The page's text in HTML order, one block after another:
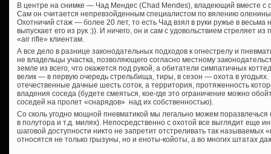
В центре на снимке — Чад Мендес (Chad Mendes), владеющий вместе с
Сам он считается непревзойденным специалистом по вялению
Охотничий стаж — более 20 лет, то есть Чад взял в руки ружье в
выпускает его из рук :)). И ничего, он и сам с удовольствием стреляет
«air rifle» клиентам.
А все дело в разнице законодательных подходов к огнестрелу и
не владельцы участка, позволяющего согласно местному
земле из всего, что окажется под рукой, а обитатели симпатичных
велик — в первую очередь стрельбища, тиры, в сезон — охота в
отечественные дачные шесть соток, а территория, протяженность
владения соседа (будете смеяться, кое-где это ограничение можно
соседей на пролет «снарядов» над их собственностью).
Со сколь угодно мощной пневматикой мы легально можем поразвлечься
в полутора и т.д. милях). Непосредственно с охотой все выглядит еще
шаговой доступности никто не запретит отстреливать так называемых
относятся не только грызуны, но и еноты-койоты, а во многих штатах